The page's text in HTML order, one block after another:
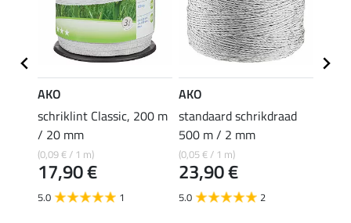
AKO
schriklint Classic, 200 m
/ 20 mm
(0,09 € / 1 m)
17,90 €
5.0 1
AKO
standaard schrikdraad
500 m / 2 mm
(0,05 € / 1 m)
23,90 €
5.0 2